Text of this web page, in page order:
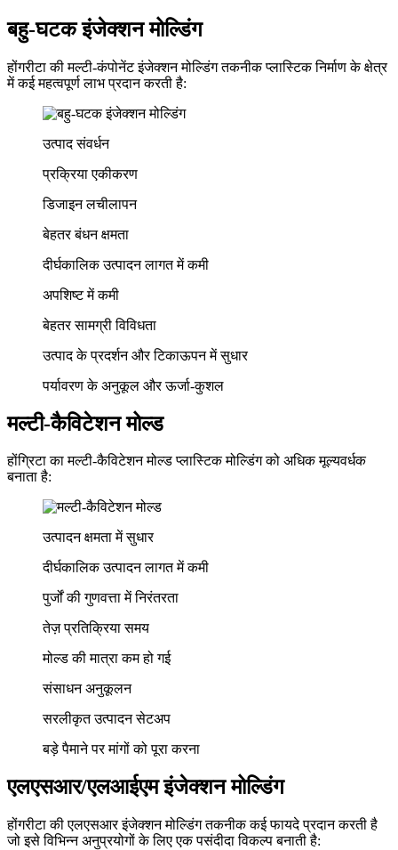
बहु-घटक इंजेक्शन मोल्डिंग
होंगरीटा की मल्टी-कंपोनेंट इंजेक्शन मोल्डिंग तकनीक प्लास्टिक निर्माण के क्षेत्र
में कई महत्वपूर्ण लाभ प्रदान करती है:
उत्पाद संवर्धन
प्रक्रिया एकीकरण
डिजाइन लचीलापन
बेहतर बंधन क्षमता
दीर्घकालिक उत्पादन लागत में कमी
अपशिष्ट में कमी
बेहतर सामग्री विविधता
उत्पाद के प्रदर्शन और टिकाऊपन में सुधार
पर्यावरण के अनुकूल और ऊर्जा-कुशल
मल्टी-कैविटेशन मोल्ड
होंग्रिटा का मल्टी-कैविटेशन मोल्ड प्लास्टिक मोल्डिंग को अधिक मूल्यवर्धक
बनाता है:
उत्पादन क्षमता में सुधार
दीर्घकालिक उत्पादन लागत में कमी
पुर्जों की गुणवत्ता में निरंतरता
तेज़ प्रतिक्रिया समय
मोल्ड की मात्रा कम हो गई
संसाधन अनुकूलन
सरलीकृत उत्पादन सेटअप
बड़े पैमाने पर मांगों को पूरा करना
एलएसआर/एलआईएम इंजेक्शन मोल्डिंग
होंगरीटा की एलएसआर इंजेक्शन मोल्डिंग तकनीक कई फायदे प्रदान करती है
जो इसे विभिन्न अनुप्रयोगों के लिए एक पसंदीदा विकल्प बनाती है: